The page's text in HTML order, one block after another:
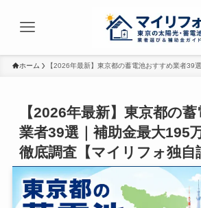
ホーム 【2026年最新】東京都の蓄電池おすすめ業者39
【2026年最新】東京都の
業者39選｜補助金最大195
徹底調査【マイリフォ独自